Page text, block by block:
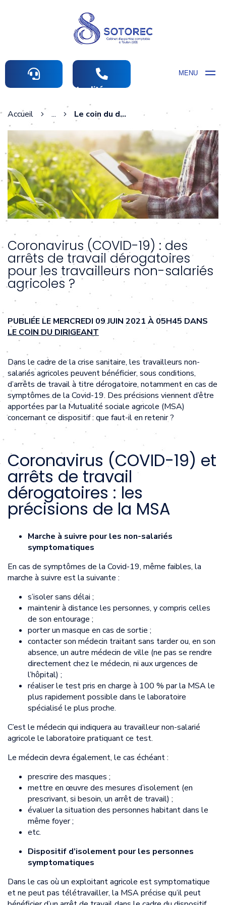
MENU
Actualités comptables
Accueil ... Le coin du dirigeant
Coronavirus (COVID-19) : des
arrêts de travail dérogatoires
pour les travailleurs non-salariés
agricoles ?
PUBLIÉE LE MERCREDI 09 JUIN 2021 À 05H45 DANS
LE COIN DU DIRIGEANT
Dans le cadre de la crise sanitaire, les travailleurs non-
salariés agricoles peuvent bénéficier, sous conditions,
d’arrêts de travail à titre dérogatoire, notamment en cas de
symptômes de la Covid-19. Des précisions viennent d’être
apportées par la Mutualité sociale agricole (MSA)
concernant ce dispositif : que faut-il en retenir ?
Coronavirus (COVID-19) et
arrêts de travail
dérogatoires : les
précisions de la MSA
Marche à suivre pour les non-salariés
symptomatiques
En cas de symptômes de la Covid-19, même faibles, la
marche à suivre est la suivante :
s’isoler sans délai ;
maintenir à distance les personnes, y compris celles
de son entourage ;
porter un masque en cas de sortie ;
contacter son médecin traitant sans tarder ou, en son
absence, un autre médecin de ville (ne pas se rendre
directement chez le médecin, ni aux urgences de
l’hôpital) ;
réaliser le test pris en charge à 100 % par la MSA le
plus rapidement possible dans le laboratoire
spécialisé le plus proche.
C’est le médecin qui indiquera au travailleur non-salarié
agricole le laboratoire pratiquant ce test.
Le médecin devra également, le cas échéant :
prescrire des masques ;
mettre en œuvre des mesures d’isolement (en
prescrivant, si besoin, un arrêt de travail) ;
évaluer la situation des personnes habitant dans le
même foyer ;
etc.
Dispositif d’isolement pour les personnes
symptomatiques
Dans le cas où un exploitant agricole est symptomatique
et ne peut pas télétravailler, la MSA précise qu’il peut